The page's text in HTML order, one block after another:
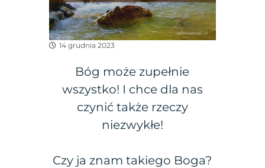
14 grudnia 2023
Bóg może zupełnie
wszystko! I chce dla nas
czynić także rzeczy
niezwykłe!
Czy ja znam takiego Boga?